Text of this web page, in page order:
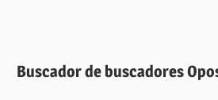
Buscador de buscadores